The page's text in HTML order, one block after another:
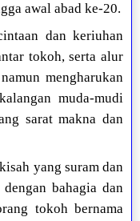
awal abad ke-20.
dan keriuhan
tokoh, serta alur
mengharukan
muda-mudi
sarat makna dan
yang suram dan
bahagia dan
tokoh bernama